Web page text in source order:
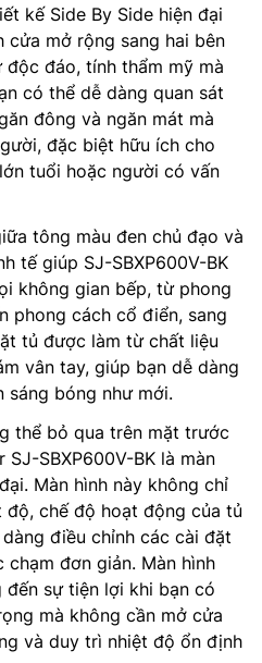
kế Side By Side hiện đại
cửa mở rộng sang hai bên
đáo, tính thẩm mỹ mà
có thể dễ dàng quan sát
đông và ngăn mát mà
đặc biệt hữu ích cho
tuổi hoặc người có vấn
tông màu đen chủ đạo và
tế giúp SJ-SBXP600V-BK
không gian bếp, từ phong
phong cách cổ điển, sang
tủ được làm từ chất liệu
vân tay, giúp bạn dễ dàng
sáng bóng như mới.
thể bỏ qua trên mặt trước
SJ-SBXP600V-BK là màn
Màn hình này không chỉ
chế độ hoạt động của tủ
điều chỉnh các cài đặt
đơn giản. Màn hình
sự tiện lợi khi bạn có
mà không cần mở cửa
và duy trì nhiệt độ ổn định